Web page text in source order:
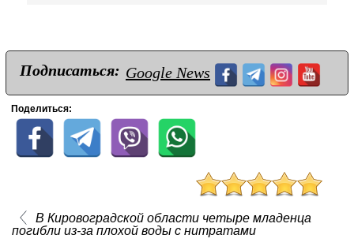
Подписаться: Google News
Поделиться:
В Кировоградской области четыре младенца
погибли из-за плохой воды с нитратами